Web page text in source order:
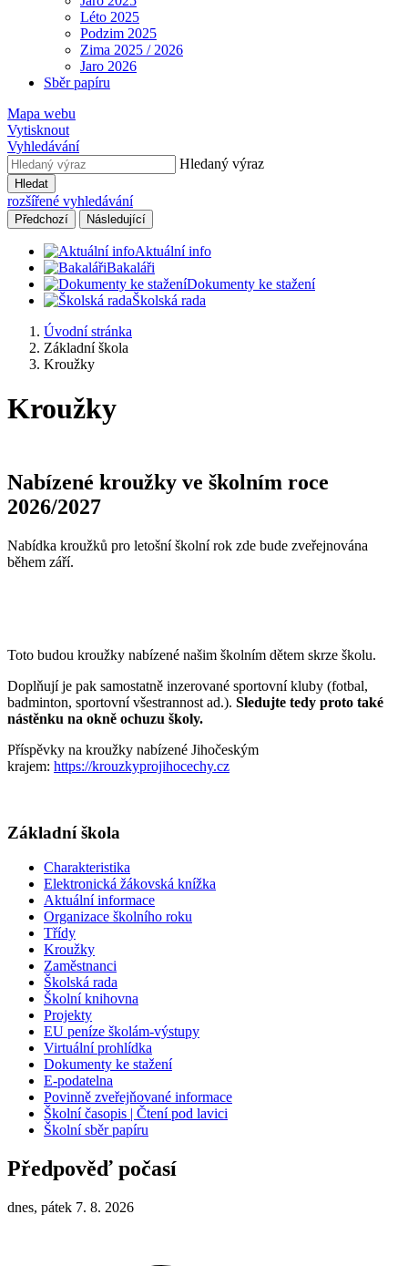
Léto 2025
Podzim 2025
Zima 2025 / 2026
Jaro 2026
Sběr papíru
Mapa webu
Vytisknout
Vyhledávání
Hledaný výraz
Hledat
rozšířené vyhledávání
Předchozí Následující
Aktuální info
Bakaláři
Dokumenty ke stažení
Školská rada
Úvodní stránka
Základní škola
Kroužky
Kroužky
Nabízené kroužky ve školním roce
2026/2027
Nabídka kroužků pro letošní školní rok zde bude zveřejnována
během září.
Toto budou kroužky nabízené našim školním dětem skrze školu.
Doplňují je pak samostatně inzerované sportovní kluby (fotbal,
badminton, sportovní všestrannost ad.). Sledujte tedy proto také
nástěnku na okně ochuzu školy.
Příspěvky na kroužky nabízené Jihočeským
krajem: https://krouzkyprojihocechy.cz
Základní škola
Charakteristika
Elektronická žákovská knížka
Aktuální informace
Organizace školního roku
Třídy
Kroužky
Zaměstnanci
Školská rada
Školní knihovna
Projekty
EU peníze školám-výstupy
Virtuální prohlídka
Dokumenty ke stažení
E-podatelna
Povinně zveřejňované informace
Školní časopis | Čtení pod lavici
Školní sběr papíru
Předpověď počasí
dnes, pátek 7. 8. 2026